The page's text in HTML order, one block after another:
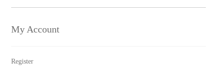
My Account
Register